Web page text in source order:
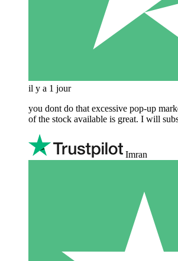
il y a 1 jour
you dont do that excessive pop-up
of the stock available is great. I will
Imran